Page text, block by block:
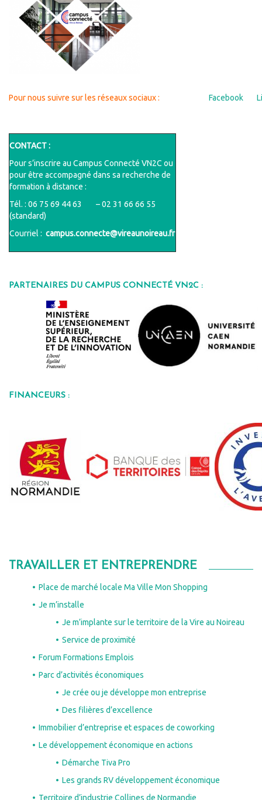
Pour nous suivre sur les réseaux sociaux : Facebook
CONTACT :
Pour s’inscrire au Campus Connecté VN2C ou
pour être accompagné dans sa recherche de
formation à distance :
Tél. : 06 75 69 44 63 – 02 31 66 66 55
(standard)
Courriel : campus.connecte@vireaunoireau.fr
PARTENAIRES DU CAMPUS CONNECTÉ VN2C :
FINANCEURS :
TRAVAILLER ET ENTREPRENDRE
Place de marché locale Ma Ville Mon Shopping
Je m’installe
Je m’implante sur le territoire de la Vire au Noireau
Service de proximité
Forum Formations Emplois
Parc d’activités économiques
Je crée ou je développe mon entreprise
Des filières d’excellence
Immobilier d’entreprise et espaces de coworking
Le développement économique en actions
Démarche Tiva Pro
Les grands RV développement économique
Territoire d’industrie Collines de Normandie